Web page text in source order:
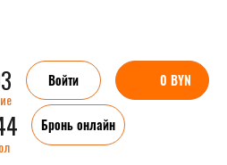
Бронь онлайн
Войти 0 BYN